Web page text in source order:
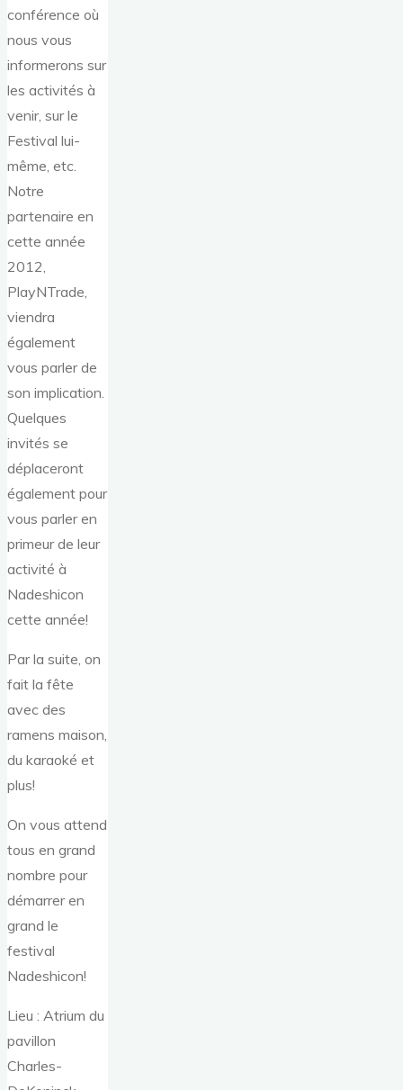
conférence où
nous vous
informerons sur
les activités à
venir, sur le
Festival lui-
même, etc.
Notre
partenaire en
cette année
2012,
PlayNTrade,
viendra
également
vous parler de
son implication.
Quelques
invités se
déplaceront
également pour
vous parler en
primeur de leur
activité à
Nadeshicon
cette année!
Par la suite, on
fait la fête
avec des
ramens maison,
du karaoké et
plus!
On vous attend
tous en grand
nombre pour
démarrer en
grand le
festival
Nadeshicon!
Lieu : Atrium du
pavillon
Charles-